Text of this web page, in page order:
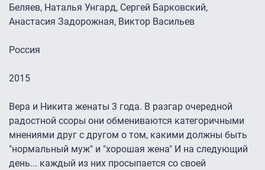
Беляев, Наталья Унгард, Сергей Барковский,
Анастасия Задорожная, Виктор Васильев
Россия
2015
Вера и Никита женаты 3 года. В разгар очередной
радостной ссоры они обмениваются категоричными
мнениями друг с другом о том, какими должны быть
"нормальный муж" и "хорошая жена" И на следующий
день... каждый из них просыпается со своей